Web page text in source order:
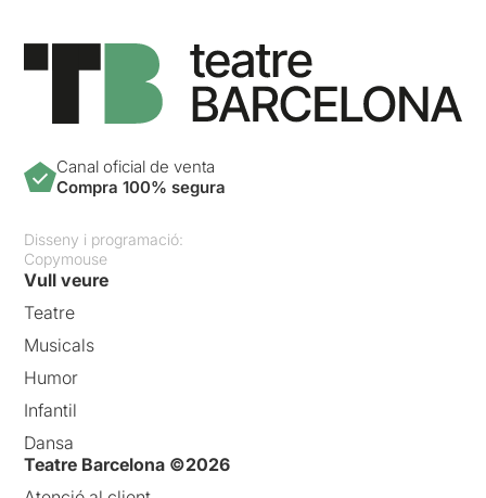
Canal oficial de venta
Compra 100% segura
Disseny i programació:
Copymouse
Vull veure
Teatre
Musicals
Humor
Infantil
Dansa
Teatre Barcelona ©2026